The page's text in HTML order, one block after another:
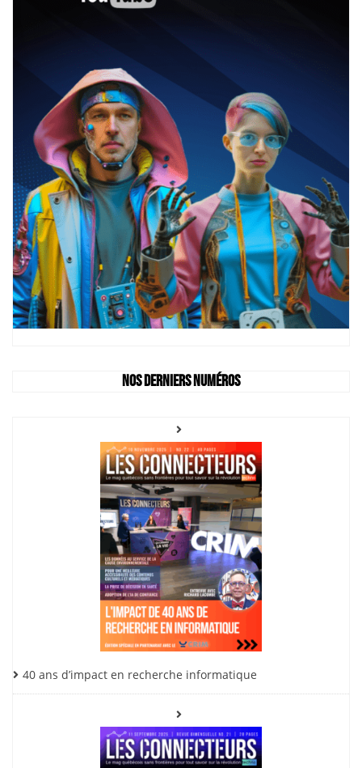
Nos derniers numéros
40 ans d’impact en recherche informatique